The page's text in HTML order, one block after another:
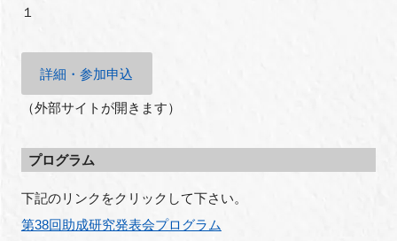
１
詳細・参加申込
（外部サイトが開きます）
プログラム
下記のリンクをクリックして下さい。
第38回助成研究発表会プログラム